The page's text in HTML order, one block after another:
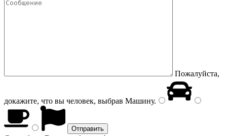
Пожалуйста,
докажите, что вы человек, выбрав Машину.